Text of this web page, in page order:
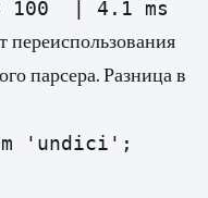
| 4.1 ms
переиспользования
парсера. Разница в
'undici';